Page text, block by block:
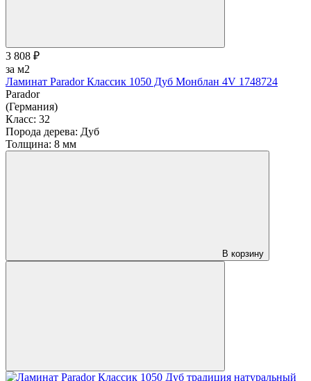
3 808 ₽
за м2
Ламинат Parador Классик 1050 Дуб Монблан 4V 1748724
Parador
(Германия)
Класс: 32
Порода дерева: Дуб
Толщина: 8 мм
В корзину